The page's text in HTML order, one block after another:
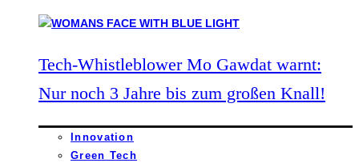
Tech-Whistleblower Mo Gawdat warnt:
Nur noch 3 Jahre bis zum großen Knall!
Innovation
Green Tech